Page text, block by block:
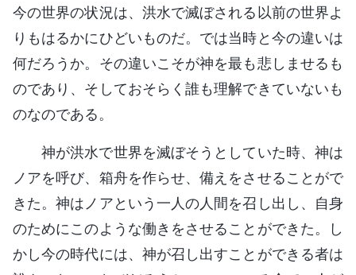
今の世界の状況は、洪水で滅ぼされる以前の世界よ
りもはるかにひどいものだ。では当時と今の違いは
何だろうか。その違いこそが神を最も悲しませるも
のであり、そしておそらく誰も理解できていないも
のなのである。
神が洪水で世界を滅ぼそうとしていた時、神は
ノアを呼び、箱舟を作らせ、備えをさせることがで
きた。神はノアという一人の人間を召し出し、自身
のためにこのような働きをさせることができた。し
かし今の時代には、神が召し出すことができる者は